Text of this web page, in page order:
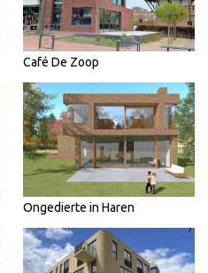
Café De Zoop
Ongedierte in Haren